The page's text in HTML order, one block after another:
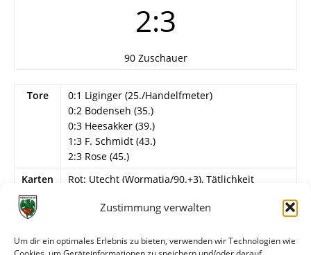
Zustimmung verwalten
Um dir ein optimales Erlebnis zu bieten, verwenden wir Technologien wie
2:3
90 Zuschauer
Tore
0:1 Liginger (25./Handelfmeter)
0:2 Bodenseh (35.)
0:3 Heesakker (39.)
1:3 F. Schmidt (43.)
2:3 Rose (45.)
Karten
Rot: Utecht (Wormatia/90.+3), Tätlichkeit
Info
29. Spieltag
Utecht – J. Hofmann, Bullinger, Nagel, A. Kraft,